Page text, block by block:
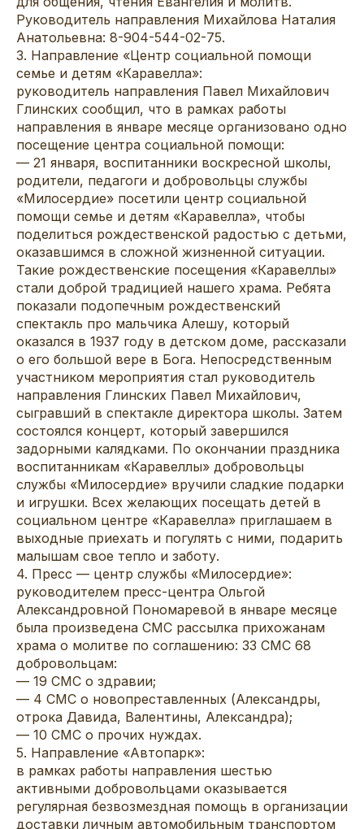
Руководитель направления Михайлова Наталия
Анатольевна: 8-904-544-02-75.
3. Направление «Центр социальной помощи
семье и детям «Каравелла»:
руководитель направления Павел Михайлович
Глинских сообщил, что в рамках работы
направления в январе месяце организовано одно
посещение центра социальной помощи:
— 21 января, воспитанники воскресной школы,
родители, педагоги и добровольцы службы
«Милосердие» посетили центр социальной
помощи семье и детям «Каравелла», чтобы
поделиться рождественской радостью с детьми,
оказавшимся в сложной жизненной ситуации.
Такие рождественские посещения «Каравеллы»
стали доброй традицией нашего храма. Ребята
показали подопечным рождественский
спектакль про мальчика Алешу, который
оказался в 1937 году в детском доме, рассказали
о его большой вере в Бога. Непосредственным
участником мероприятия стал руководитель
направления Глинских Павел Михайлович,
сыгравший в спектакле директора школы. Затем
состоялся концерт, который завершился
задорными калядками. По окончании праздника
воспитанникам «Каравеллы» добровольцы
службы «Милосердие» вручили сладкие подарки
и игрушки. Всех желающих посещать детей в
социальном центре «Каравелла» приглашаем в
выходные приехать и погулять с ними, подарить
малышам свое тепло и заботу.
4. Пресс — центр службы «Милосердие»:
руководителем пресс-центра Ольгой
Александровной Пономаревой в январе месяце
была произведена СМС рассылка прихожанам
храма о молитве по соглашению: 33 СМС 68
добровольцам:
— 19 СМС о здравии;
— 4 СМС о новопреставленных (Александры,
отрока Давида, Валентины, Александра);
— 10 СМС о прочих нуждах.
5. Направление «Автопарк»:
в рамках работы направления шестью
активными добровольцами оказывается
регулярная безвозмездная помощь в организации
доставки личным автомобильным транспортом